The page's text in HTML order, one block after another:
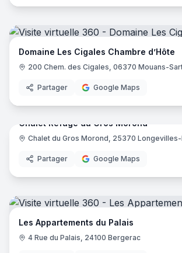
Domaine Les Cigales Chambre d’Hôte
200 Chem. des Cigales, 06370 Mouans-
Partager Google Maps
Chalet Refuge du Gros Morond
Chalet du Gros Morond, 25370
Partager Google Maps
Les Appartements du Palais
4 Rue du Palais, 24100 Bergerac